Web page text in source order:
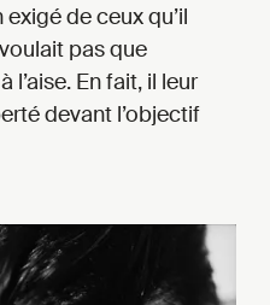
exigé de ceux qu’il
pas que
l’aise. En fait, il leur
devant l’objectif